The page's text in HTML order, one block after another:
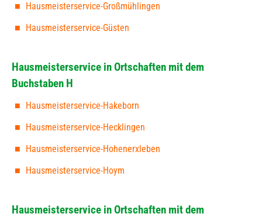
Hausmeisterservice-Großmühlingen
Hausmeisterservice-Güsten
Hausmeisterservice in Ortschaften mit dem
Buchstaben H
Hausmeisterservice-Hakeborn
Hausmeisterservice-Hecklingen
Hausmeisterservice-Hohenerxleben
Hausmeisterservice-Hoym
Hausmeisterservice in Ortschaften mit dem